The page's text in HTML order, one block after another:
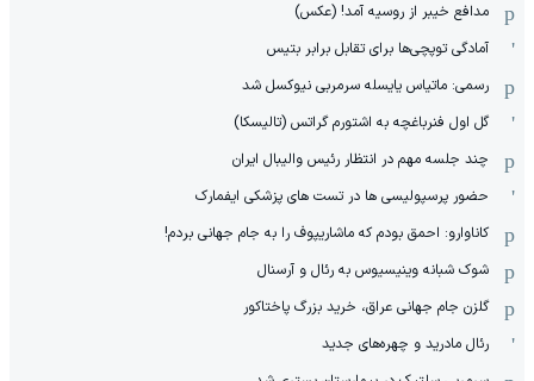
مدافع خیبر از روسیه آمد! (عکس)
آمادگی توپچی‌ها برای تقابل برابر بتیس
رسمی: ماتیاس یایسله سرمربی نیوکسل شد
گل اول فنرباغچه به اشتورم گراتس (تالیسکا)
چند جلسه مهم در انتظار رئیس والیبال ایران
حضور پرسپولیسی ها در تست های پزشکی ایفمارک
کاناوارو: احمق بودم که ماشاریپوف را به جام جهانی بردم!
شوک شبانه وینیسیوس به رئال و آرسنال
گلزن جام جهانی عراق، خرید بزرگ پاختاکور
رئال مادرید و چهره‌های جدید